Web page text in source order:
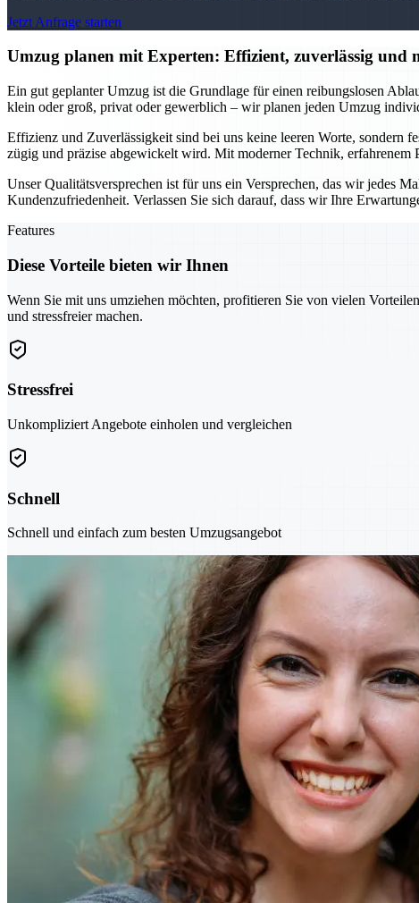
Jetzt Anfrage starten
Umzug planen mit Experten: Effizient, zuverlässig und
Ein gut geplanter Umzug ist die Grundlage für einen reibungslosen
klein oder groß, privat oder gewerblich – wir planen jeden Umzug
Effizienz und Zuverlässigkeit sind bei uns keine leeren Worte, sondern
zügig und präzise abgewickelt wird. Mit moderner Technik,
Unser Qualitätsversprechen ist für uns ein Versprechen, das wir jedes
Kundenzufriedenheit. Verlassen Sie sich darauf, dass wir Ihre
Features
Diese Vorteile bieten wir Ihnen
Wenn Sie mit uns umziehen möchten, profitieren Sie von vielen
und stressfreier machen.
Stressfrei
Unkompliziert Angebote einholen und vergleichen
Schnell
Schnell und einfach zum besten Umzugsangebot